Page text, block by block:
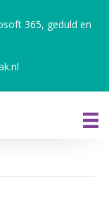
365, geduld en